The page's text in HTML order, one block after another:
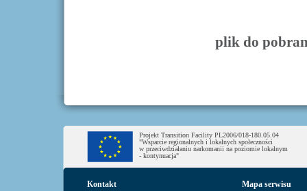
plik do
Projekt Transition Facility PL2006/018-180.05.04
"Wsparcie regionalnych i lokalnych społeczności
w przeciwdziałaniu narkomanii na poziomie lokalnym
- kontynuacja"
Kontakt Mapa serwisu